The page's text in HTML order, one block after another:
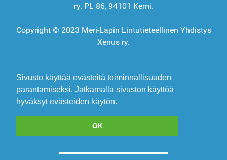
Sivusto käyttää evästeitä toiminnallisuuden
parantamiseksi. Jatkamalla sivuston käyttöä
hyväksyt evästeiden käytön.
OK
ry. PL 86, 94101 Kemi.
Copyright © 2023 Meri-Lapin Lintutieteellinen Yhdistys
Xenus ry.